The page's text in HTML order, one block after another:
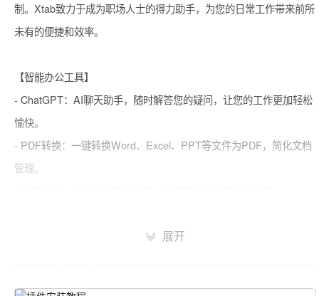
制。Xtab致力于成为职场人士的得力助手，为您的日常工作带来前所
未有的便捷和效率。
【智能办公工具】
- ChatGPT：AI聊天助手，随时解答您的疑问，让您的工作更加轻松
愉快。
- PDF转换：一键转换Word、Excel、PPT等文件为PDF，简化文档
管理。
- 待办事项：智能管理您的日常任务，确保工作有序进行。
展开